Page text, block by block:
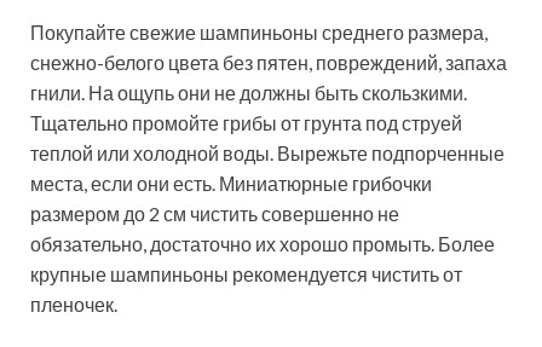
Покупайте свежие шампиньоны среднего размера,
снежно-белого цвета без пятен, повреждений, запаха
гнили. На ощупь они не должны быть скользкими.
Тщательно промойте грибы от грунта под струей
теплой или холодной воды. Вырежьте подпорченные
места, если они есть. Миниатюрные грибочки
размером до 2 см чистить совершенно не
обязательно, достаточно их хорошо промыть. Более
крупные шампиньоны рекомендуется чистить от
пленочек.